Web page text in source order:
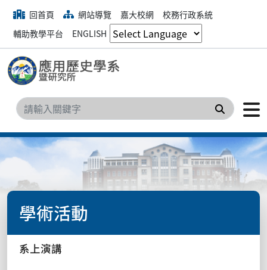
回首頁 網站導覽 嘉大校網
校務行政系統
輔助教學平台
ENGLISH
搜尋
學術活動
系上演講